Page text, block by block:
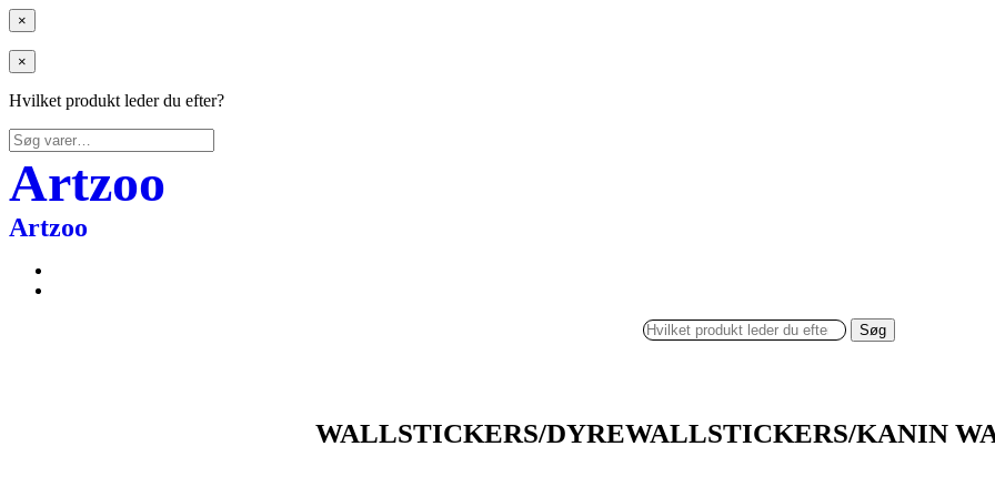
×
×
Hvilket produkt leder du efter?
Søg
efter:
Artzoo
Artzoo
Søg
WALLSTICKERS/DYREWALLSTICKERS/KANIN